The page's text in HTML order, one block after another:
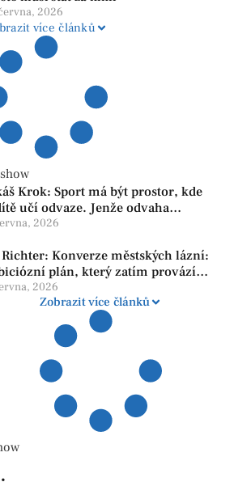
2026
více článků
Krok: Sport má být prostor, kde
učí odvaze. Jenže odvaha
tam, kde se bojí udělat chybu.
2026
Konverze městských lázní:
plán, který zatím provází
otazníků než jistot
2026
Zobrazit více článků